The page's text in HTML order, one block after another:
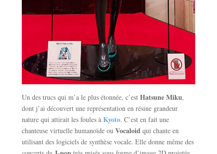
Un des trucs qui m’a le plus étonnée, c’est Hatsune Miku,
dont j’ai découvert une représentation en résine grandeur
nature qui attirait les foules à Kyoto. C’est en fait une
chanteuse virtuelle humanoïde ou Vocaloidqui chante en
utilisant des logiciels de synthèse vocale. Elle donne même des